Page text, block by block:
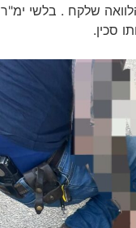
שלקח . בלשי ימ"ר